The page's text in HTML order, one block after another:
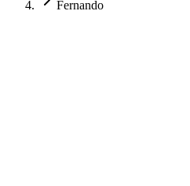
Fernando